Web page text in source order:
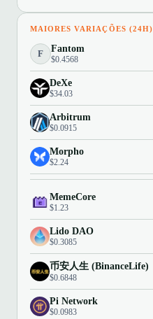
MAIORES VARIAÇÕES (24H)
F Fantom
$0.4568
DeXe
$34.03
Arbitrum
$0.0915
Morpho
$2.24
MemeCore
$1.23
Lido DAO
$0.3085
币安人生 (BinanceLife)
$0.6848
Pi Network
$0.0983